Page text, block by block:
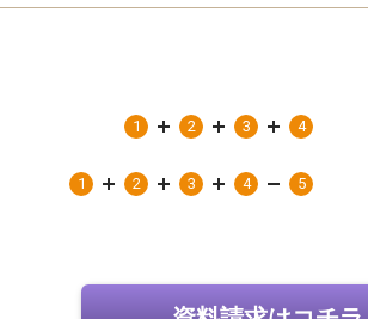
1 2 3 4
1 2 3 4 5